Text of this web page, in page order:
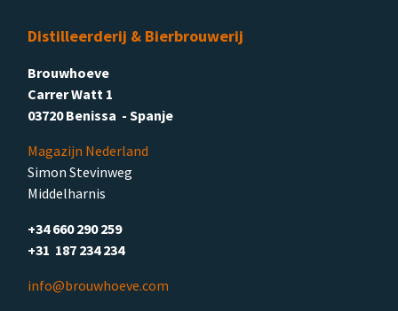
Distilleerderij & Bierbrouwerij
Brouwhoeve
Carrer Watt 1
03720 Benissa - Spanje
Magazijn Nederland
Simon Stevinweg
Middelharnis
+34 660 290 259
+31 187 234 234
info@brouwhoeve.com